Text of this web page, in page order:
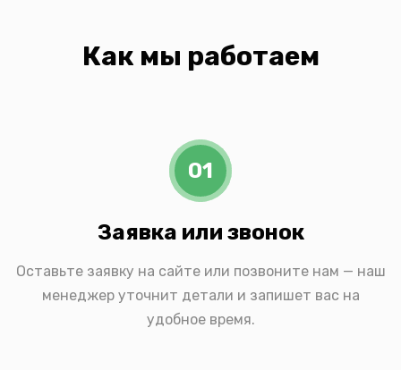
Как мы работаем
01
Заявка или звонок
Оставьте заявку на сайте или позвоните нам — наш
менеджер уточнит детали и запишет вас на
удобное время.